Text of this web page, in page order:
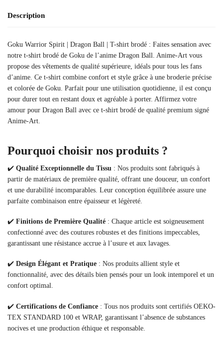
Description
Goku Warrior Spirit | Dragon Ball | T-shirt brodé : Faites sensation avec
notre t-shirt brodé de Goku de l’anime Dragon Ball. Anime-Art vous
propose des vêtements de qualité supérieure, idéals pour tous les fans
d’anime. Ce t-shirt combine confort et style grâce à une broderie précise
et colorée de Goku. Parfait pour une utilisation quotidienne, il est conçu
pour durer tout en restant doux et agréable à porter. Affirmez votre
amour pour Dragon Ball avec ce t-shirt brodé de qualité premium signé
Anime-Art.
Pourquoi choisir nos produits ?
✔️ Qualité Exceptionnelle du Tissu : Nos produits sont fabriqués à
partir de matériaux de première qualité, offrant une douceur, un confort
et une durabilité incomparables. Leur conception équilibrée assure une
parfaite combinaison entre épaisseur et légèreté.
✔️ Finitions de Première Qualité : Chaque article est soigneusement
confectionné avec des coutures robustes et des finitions impeccables,
garantissant une résistance accrue à l’usure et aux lavages.
✔️ Design Élégant et Pratique : Nos produits allient style et
fonctionnalité, avec des détails bien pensés pour un look intemporel et un
confort optimal.
✔️ Certifications de Confiance : Tous nos produits sont certifiés OEKO-
TEX STANDARD 100 et WRAP, garantissant l’absence de substances
nocives et une production éthique et responsable.